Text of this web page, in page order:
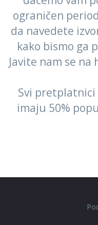
ograničen
da navedete
kako bismo ga
Javite nam se na
Svi
imaju 50%